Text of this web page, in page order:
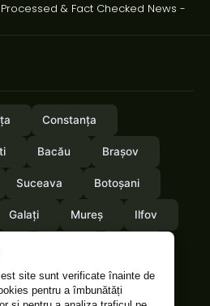
site sunt verificate înainte de
pentru a îmbunătăți
& Fact Checked News -
Constanța
Bacău Brașov
Suceava Botoșani
Galați Mureș Ilfov
Satumare